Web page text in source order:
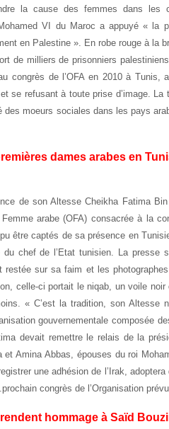
la cause des femmes dans les
VI du Maroc a appuyé « la
en Palestine ». En robe rouge à la
de milliers de prisonniers
congrès de l’OFA en 2010 à Tunis,
se refusant à toute prise d’image. La
moeurs sociales dans les pays
dames arabes en
de son Altesse Cheikha Fatima
arabe (OFA) consacrée à la
être captés de sa présence en
chef de l’Etat tunisien. La presse
restée sur sa faim et les
celle-ci portait le niqab, un voile
« C’est la tradition, son Altesse
gouvernementale composée
devait remettre le relais de la
Amina Abbas, épouses du roi
une adhésion de l’Irak,
prochain congrès de l’Organisation
hommage à Saïd